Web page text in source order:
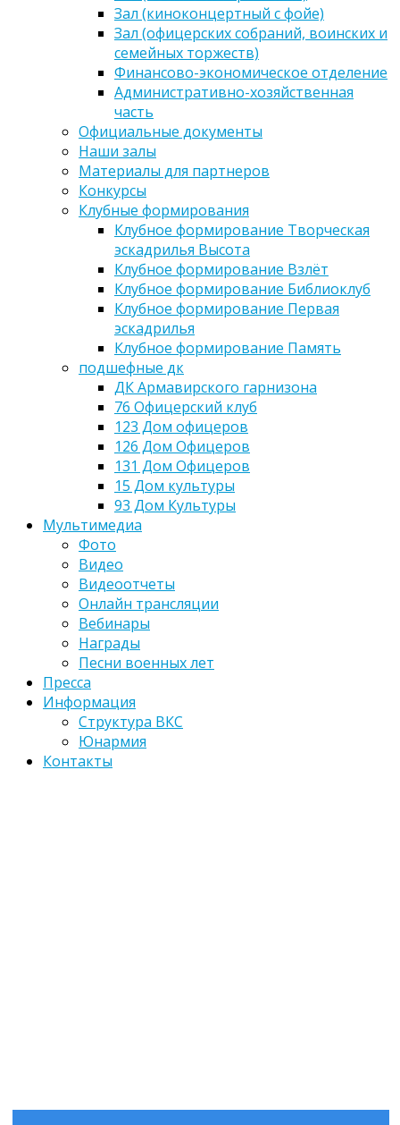
Зал (киноконцертный с фойе)
Зал (офицерских собраний, воинских и
семейных торжеств)
Финансово-экономическое отделение
Административно-хозяйственная
часть
Официальные документы
Наши залы
Материалы для партнеров
Конкурсы
Клубные формирования
Клубное формирование Творческая
эскадрилья Высота
Клубное формирование Взлёт
Клубное формирование Библиоклуб
Клубное формирование Первая
эскадрилья
Клубное формирование Память
подшефные дк
ДК Армавирского гарнизона
76 Офицерский клуб
123 Дом офицеров
126 Дом Офицеров
131 Дом Офицеров
15 Дом культуры
93 Дом Культуры
Мультимедиа
Фото
Видео
Видеоотчеты
Онлайн трансляции
Вебинары
Награды
Песни военных лет
Пресса
Информация
Структура ВКС
Юнармия
Контакты